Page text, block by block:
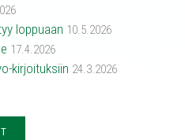
loppuaan 10.5.2026
17.4.2026
kirjoituksiin 24.3.2026